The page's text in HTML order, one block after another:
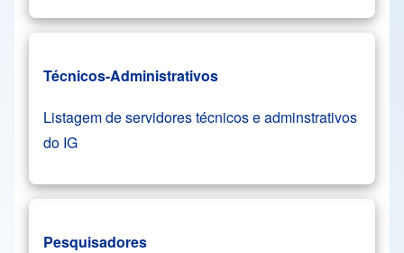
Técnicos-Administrativos
Listagem de servidores técnicos e adminstrativos
do IG
Pesquisadores